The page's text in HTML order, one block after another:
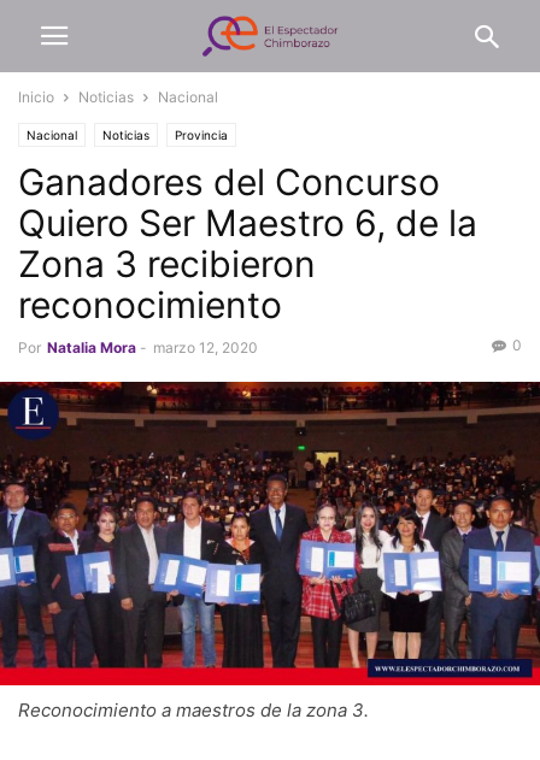
Inicio Noticias Nacional
Nacional Noticias Provincia
Ganadores del Concurso
Quiero Ser Maestro 6, de la
Zona 3 recibieron
reconocimiento
Por Natalia Mora - marzo 12, 2020 0
Reconocimiento a maestros de la zona 3.